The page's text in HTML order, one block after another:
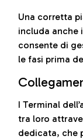
Una corretta
includa anche i
consente di
le fasi prima
I Terminal
tra loro
dedicata, che